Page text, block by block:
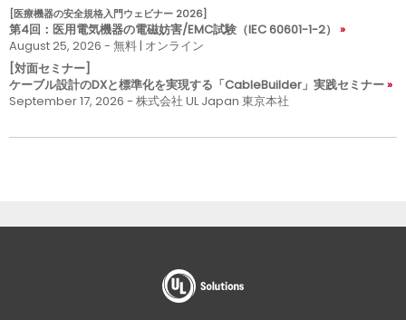
[医療機器の安全規格入門ウェビナー 2026]
第4回：医用電気機器の電磁妨害/EMC試験（IEC 60601-1-2）
August 25, 2026 - 無料 | オンライン
[対面セミナー]
ケーブル設計のDXと標準化を実現する「CableBuilder」実践セミナー
September 17, 2026 - 株式会社 UL Japan 東京本社